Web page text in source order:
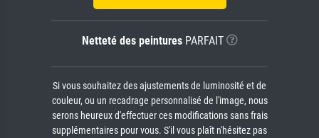
Netteté des peinturesPARFAIT
Si vous souhaitez des ajustements de luminosité et de
couleur, ou un recadrage personnalisé de l'image, nous
serons heureux d'effectuer ces modifications sans frais
supplémentaires pour vous. S'il vous plaît n'hésitez pas